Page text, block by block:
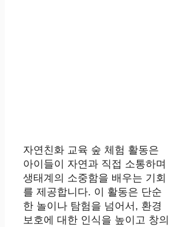
자연친화 교육 숲 체험 활동은
아이들이 자연과 직접 소통하며
생태계의 소중함을 배우는 기회
를 제공합니다. 이 활동은 단순
한 놀이나 탐험을 넘어서, 환경
보호에 대한 인식을 높이고 창의